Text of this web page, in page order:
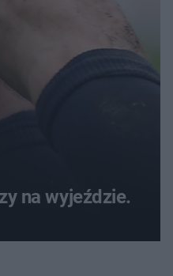
na wyjeździe.